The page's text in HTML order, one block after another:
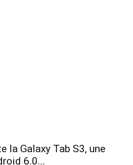
la Galaxy Tab S3, une
6.0...